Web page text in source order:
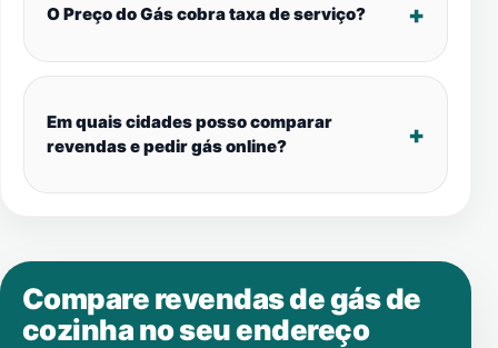
O Preço do Gás cobra taxa de serviço?
Em quais cidades posso comparar
revendas e pedir gás online?
Compare revendas de gás de
cozinha no seu endereço